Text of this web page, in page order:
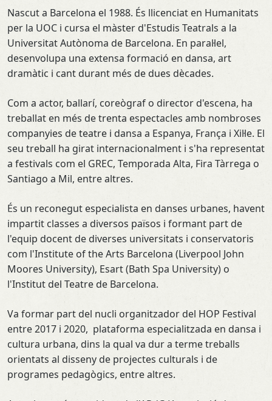
Nascut a Barcelona el 1988. És llicenciat en Humanitats
per la UOC i cursa el màster d'Estudis Teatrals a la
Universitat Autònoma de Barcelona. En paral·lel,
desenvolupa una extensa formació en dansa, art
dramàtic i cant durant més de dues dècades.
Com a actor, ballarí, coreògraf o director d'escena, ha
treballat en més de trenta espectacles amb nombroses
companyies de teatre i dansa a Espanya, França i Xil·le. El
seu treball ha girat internacionalment i s'ha representat
a festivals com el GREC, Temporada Alta, Fira Tàrrega o
Santiago a Mil, entre altres.
És un reconegut especialista en danses urbanes, havent
impartit classes a diversos països i formant part de
l'equip docent de diverses universitats i conservatoris
com l'Institute of the Arts Barcelona (Liverpool John
Moores University), Esart (Bath Spa University) o
l'Institut del Teatre de Barcelona.
Va formar part del nucli organitzador del HOP Festival
entre 2017 i 2020, plataforma especialitzada en dansa i
cultura urbana, dins la qual va dur a terme treballs
orientats al disseny de projectes culturals i de
programes pedagògics, entre altres.